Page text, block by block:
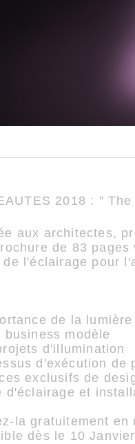
2018 : "
aux architectes,
de 83
de l'éclairage pour
de la lumière
business modèle
d'illumination
d'exécution de
exclusifs de
d'éclairage et
la gratuitement
dès le 10